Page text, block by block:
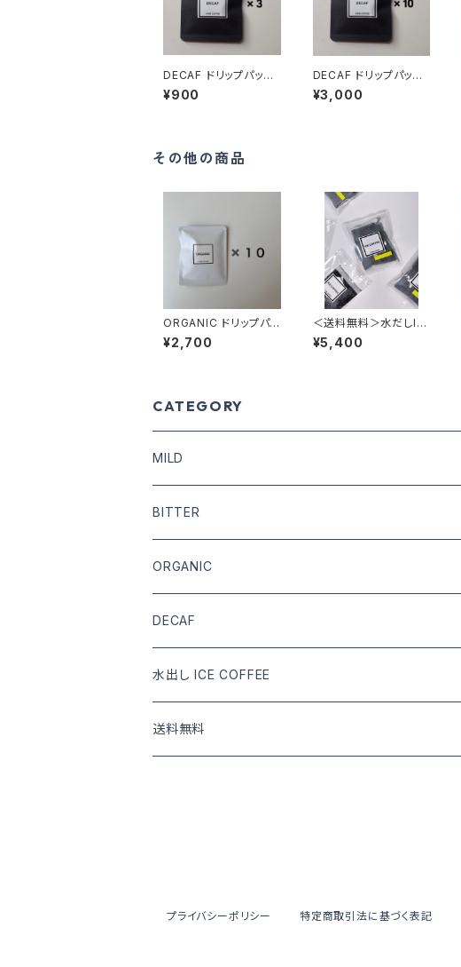
DECAF ドリップパック
3個
¥900
DECAF ドリップパック
10個
¥3,000
その他の商品
ORGANIC ドリップパッ
ク 10個
¥2,700
＜送料無料＞水だしIC
E COFFEE 500ml対
応 12袋 (夏季限定）
¥5,400
CATEGORY
MILD
COFFEE BEANS
DRIP COFFEE
DRIP COFFEE mix
BITTER
COFFEE BEANS
DRIP COFFEE
DRIP COFFEE mix
ORGANIC
COFFEE BEANS
DRIP COFFEE
DRIP COFFEE mix
DECAF
COFFEE BEANS
DRIP COFFEE
水出し ICE COFFEE
カフェインあり
送料無料
プライバシーポリシー 特定商取引法に基づく表記